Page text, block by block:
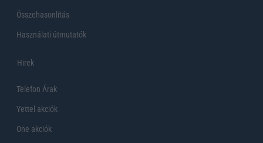
Összehasonlítás
Használati útmutatók
Hirek
Telefon Árak
Yettel akciók
One akciók